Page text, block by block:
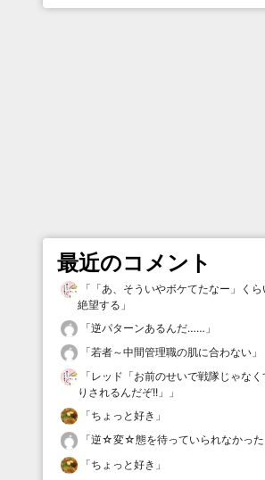
最近のコメント
「 「あ、そういやボケてたなー」く
絶望する 」
「逆パターンあるんだ…… 」
「若者～中間管理職の肌に合わない 」
「レッド「お前のせいで戦隊じゃな
りされるんだぞ!!」
」
「ちょっと好き 」
「逆☆変☆態を待っていられなかった
「ちょっと好き 」